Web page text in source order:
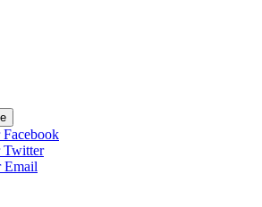
Facebook
Twitter
Email